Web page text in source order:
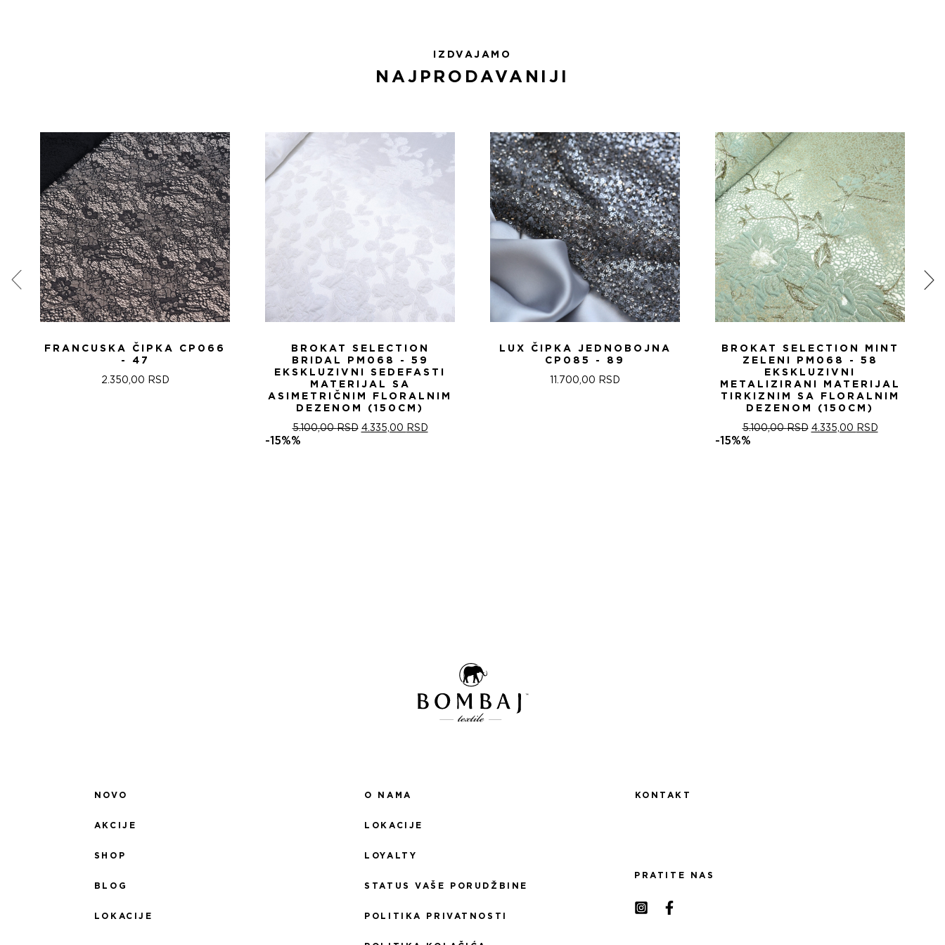
IZDVAJAMO
NAJPRODAVANIJI
FRANCUSKA ČIPKA CP066
- 47
2.350,00 RSD
BROKAT SELECTION
BRIDAL PM068 - 59
EKSKLUZIVNI SEDEFASTI
MATERIJAL SA
ASIMETRIČNIM FLORALNIM
DEZENOM (150CM)
5.100,00RSD ОРИГИНАЛНА
4.335,00 RSDТРЕНУТНА
-15%%
LUX ČIPKA JEDNOBOJNA
CP085 - 89
11.700,00 RSD
BROKAT SELECTION MINT
ZELENI PM068 - 58
EKSKLUZIVNI
METALIZIRANI MATERIJAL
TIRKIZNIM SA FLORALNIM
DEZENOM (150CM)
5.100,00RSD ОРИГИНАЛНА
4.335,00 RSDТРЕНУТНА
-15%%
NOVO
AKCIJE
SHOP
BLOG
LOKACIJE
O NAMA
LOKACIJE
LOYALTY
STATUS VAŠE PORUDŽBINE
POLITIKA PRIVATNOSTI
KONTAKT
PRATITE NAS